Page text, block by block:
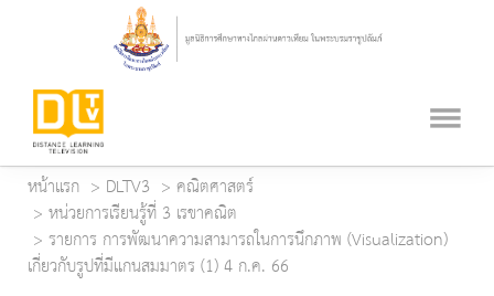
หน้าแรก DLTV3
คณิตศาสตร์
หน่วยการเรียนรู้ที่ 3 เรขาคณิต
รายการ การพัฒนาความสามารถในการนึกภาพ (Visualization)
เกี่ยวกับรูปที่มีแกนสมมาตร (1) 4 ก.ค. 66